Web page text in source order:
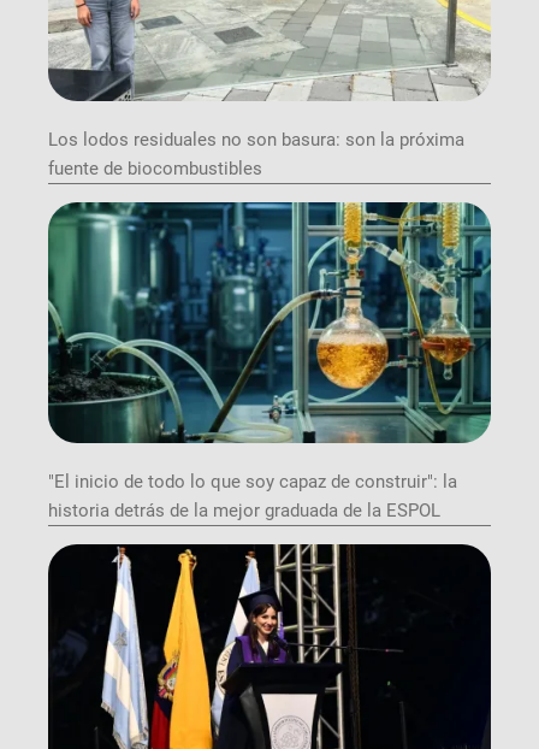
Los lodos residuales no son basura: son la próxima
fuente de biocombustibles
"El inicio de todo lo que soy capaz de construir": la
historia detrás de la mejor graduada de la ESPOL